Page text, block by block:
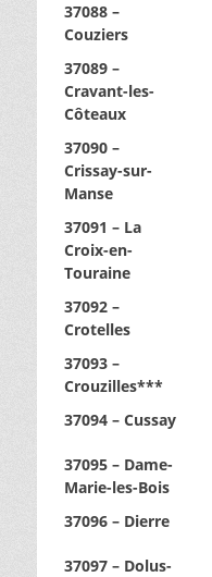
37088 –
Couziers
37089 –
Cravant-les-
Côteaux
37090 –
Crissay-sur-
Manse
37091 – La
Croix-en-
Touraine
37092 –
Crotelles
37093 –
Crouzilles***
37094 – Cussay
37095 – Dame-
Marie-les-Bois
37096 – Dierre
37097 – Dolus-